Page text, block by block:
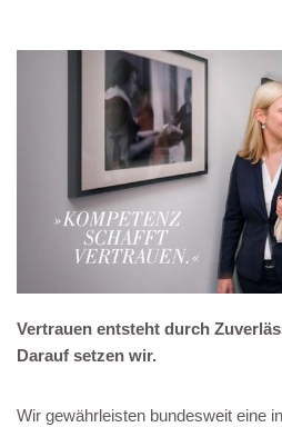
Vertrauen entsteht durch
Darauf setzen wir.
Wir gewährleisten bundesweit eine